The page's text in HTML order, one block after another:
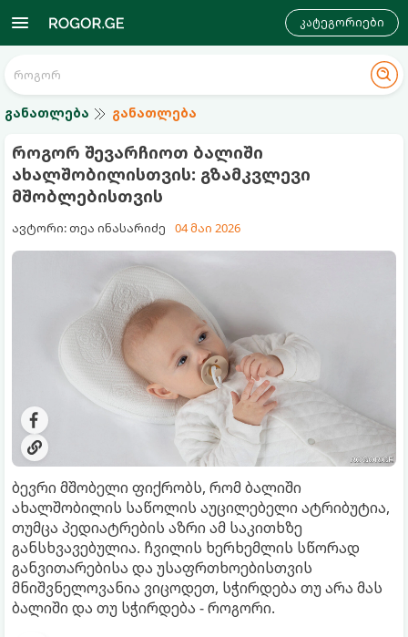
კატეგორიები
განათლება განათლება
როგორ შევარჩიოთ ბალიში
ახალშობილისთვის: გზამკვლევი
მშობლებისთვის
ავტორი: თეა ინასარიძე 04 მაი 2026
ბევრი მშობელი ფიქრობს, რომ ბალიში
ახალშობილის საწოლის აუცილებელი ატრიბუტია,
თუმცა პედიატრების აზრი ამ საკითხზე
განსხვავებულია. ჩვილის ხერხემლის სწორად
განვითარებისა და უსაფრთხოებისთვის
მნიშვნელოვანია ვიცოდეთ, სჭირდება თუ არა მას
ბალიში და თუ სჭირდება - როგორი.